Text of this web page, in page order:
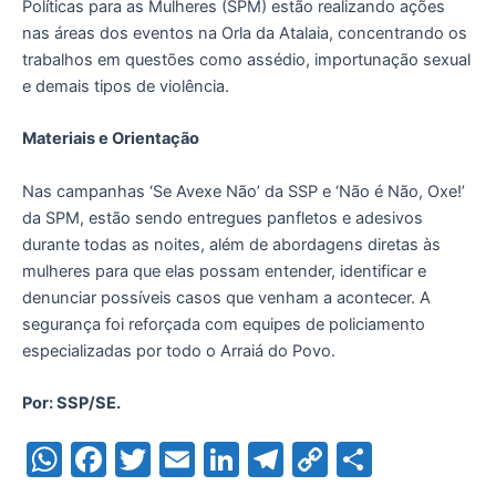
Políticas para as Mulheres (SPM) estão realizando ações
nas áreas dos eventos na Orla da Atalaia, concentrando os
trabalhos em questões como assédio, importunação sexual
e demais tipos de violência.
Materiais e Orientação
Nas campanhas ‘Se Avexe Não’ da SSP e ‘Não é Não, Oxe!’
da SPM, estão sendo entregues panfletos e adesivos
durante todas as noites, além de abordagens diretas às
mulheres para que elas possam entender, identificar e
denunciar possíveis casos que venham a acontecer. A
segurança foi reforçada com equipes de policiamento
especializadas por todo o Arraiá do Povo.
Por: SSP/SE.
W F
T
E
Li T
C